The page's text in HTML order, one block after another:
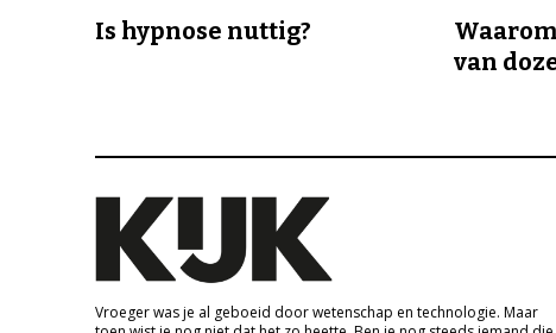
Is hypnose nuttig?
van
Vroeger was je al geboeid door wetenschap en technologie. Maar